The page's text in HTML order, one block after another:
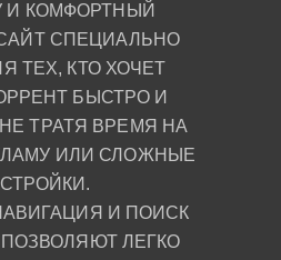
И КОМФОРТНЫЙ
СПЕЦИАЛЬНО
ТЕХ, КТО ХОЧЕТ
БЫСТРО И
ТРАТЯ ВРЕМЯ НА
ИЛИ СЛОЖНЫЕ
И ПОИСК
ЛЕГКО